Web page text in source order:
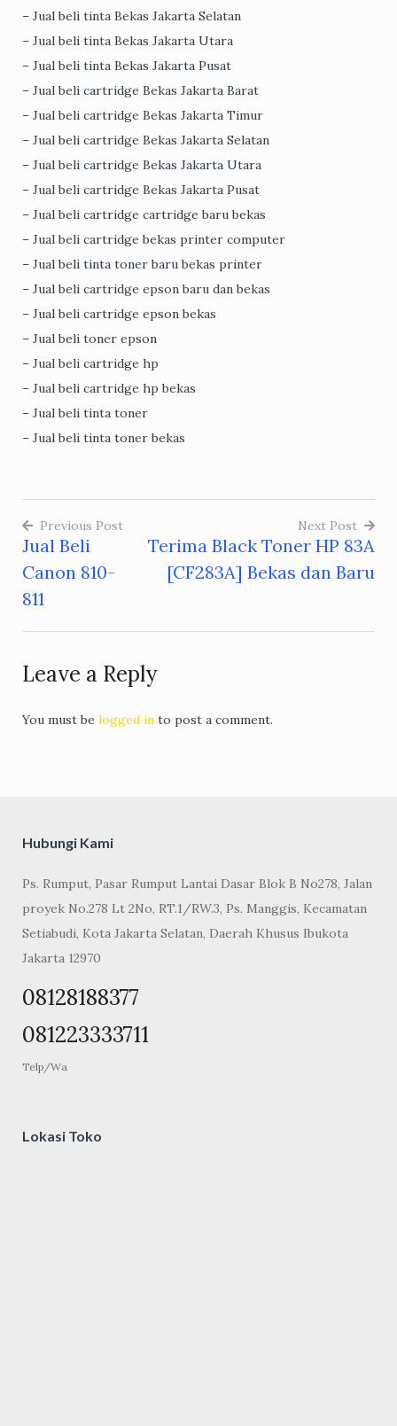
– Jual beli tinta Bekas Jakarta Selatan
– Jual beli tinta Bekas Jakarta Utara
– Jual beli tinta Bekas Jakarta Pusat
– Jual beli cartridge Bekas Jakarta Barat
– Jual beli cartridge Bekas Jakarta Timur
– Jual beli cartridge Bekas Jakarta Selatan
– Jual beli cartridge Bekas Jakarta Utara
– Jual beli cartridge Bekas Jakarta Pusat
– Jual beli cartridge cartridge baru bekas
– Jual beli cartridge bekas printer computer
– Jual beli tinta toner baru bekas printer
– Jual beli cartridge epson baru dan bekas
– Jual beli cartridge epson bekas
– Jual beli toner epson
– Jual beli cartridge hp
– Jual beli cartridge hp bekas
– Jual beli tinta toner
– Jual beli tinta toner bekas
Post
navigation
Previous Post
Jual Beli
Canon 810-
811
Next Post
Terima Black Toner HP 83A
[CF283A] Bekas dan Baru
Leave a Reply
You must be logged in to post a comment.
Hubungi Kami
Ps. Rumput, Pasar Rumput Lantai Dasar Blok B No278, Jalan
proyek No.278 Lt 2No, RT.1/RW.3, Ps. Manggis, Kecamatan
Setiabudi, Kota Jakarta Selatan, Daerah Khusus Ibukota
Jakarta 12970
08128188377
081223333711
Telp/Wa
Lokasi Toko